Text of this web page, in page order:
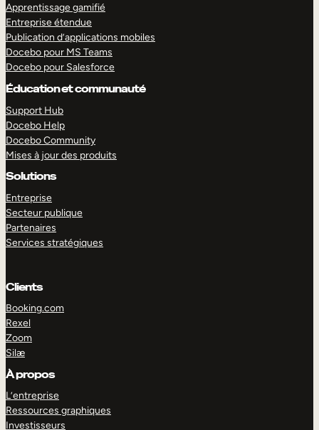
Apprentissage gamifié
Entreprise étendue
Publication d’applications mobiles
Docebo pour MS Teams
Docebo pour Salesforce
Éducation et communauté
Support Hub
Docebo Help
Docebo Community
Mises à jour des produits
Solutions
Entreprise
Secteur publique
Partenaires
Services stratégiques
Clients
Booking.com
Rexel
Zoom
Silæ
À propos
L’entreprise
Ressources graphiques
Investisseurs